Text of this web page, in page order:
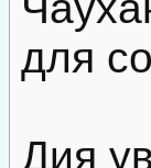
для
Дия